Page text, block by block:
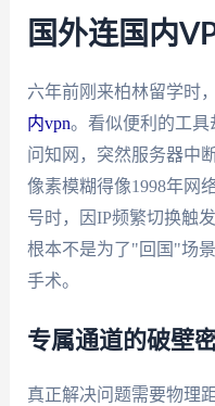
国外连国内
六年前刚来柏林留学时
内vpn。看似便利的工
问知网，突然服务器中
像素模糊得像1998年网
号时，因IP频繁切换触
根本不是为了"回国"场
手术。
专属通道的破壁
真正解决问题需要物理